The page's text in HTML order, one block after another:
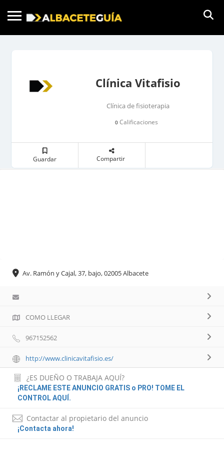
Clínica Vitafisio
Clínica de fisioterapia
0Calificaciones
Guardar Compartir
Av. Ramón y Cajal, 37, bajo, 02005 Albacete
COMO LLEGAR
967152562
http://www.clinicavitafisio.es/
¿ES DUEÑO O TRABAJA AQUÍ?
¡RECLAME ESTE ANUNCIO GRATIS o PRO! TOME EL
CONTROL AQUÍ.
Contactar al propietario del anuncio
¡Contacta ahora!